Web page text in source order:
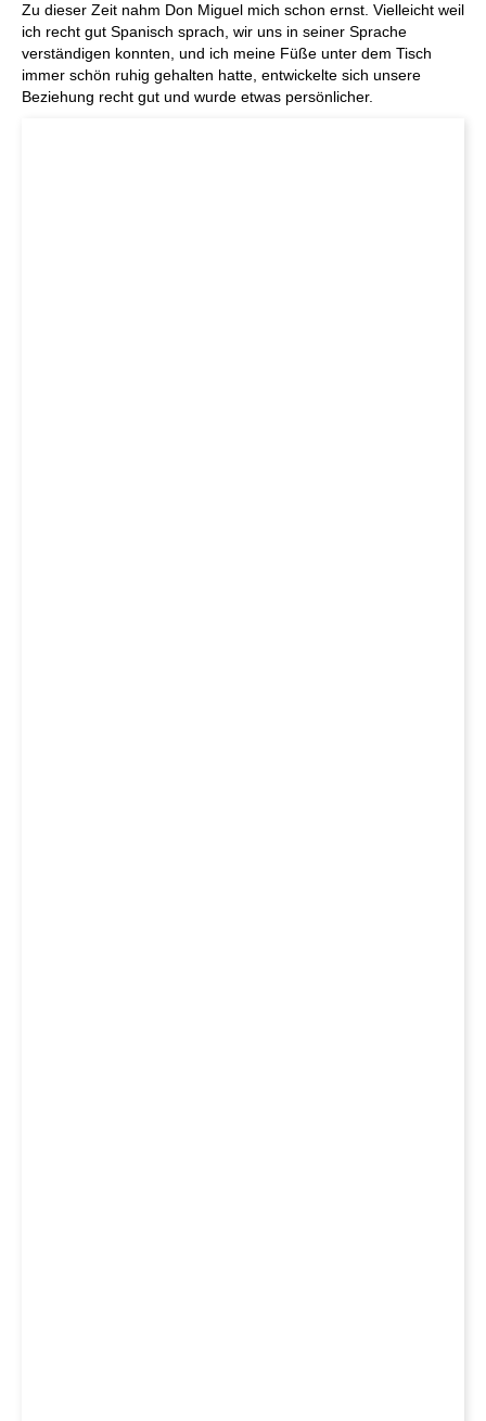
Zu dieser Zeit nahm Don Miguel mich schon ernst. Vielleicht weil
ich recht gut Spanisch sprach, wir uns in seiner Sprache
verständigen konnten, und ich meine Füße unter dem Tisch
immer schön ruhig gehalten hatte, entwickelte sich unsere
Beziehung recht gut und wurde etwas persönlicher.